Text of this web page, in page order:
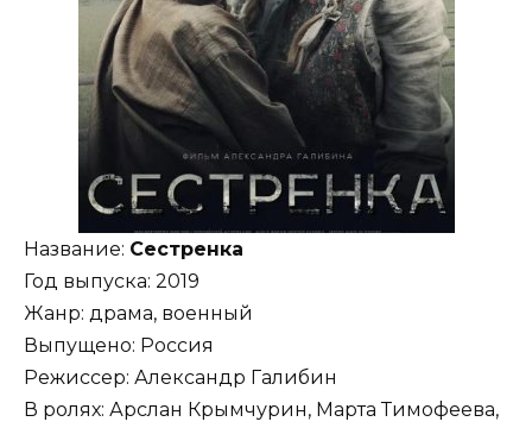
Название: Сестренка
Год выпуска: 2019
Жанр: драма, военный
Выпущено: Россия
Режиссер: Александр Галибин
В ролях: Арслан Крымчурин, Марта Тимофеева,